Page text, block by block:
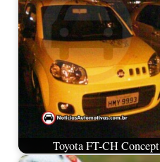
Toyota FT-CH Concept